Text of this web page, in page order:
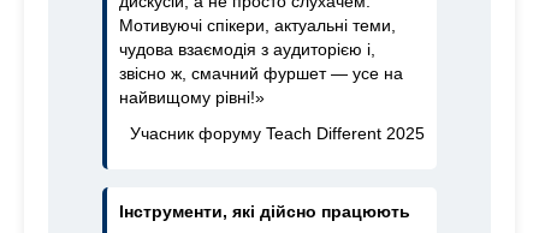
Мотивуючі спікери, актуальні теми,
чудова взаємодія з аудиторією і,
звісно ж, смачний фуршет — усе на
найвищому рівні!»
Учасник форуму Teach Different 2025
Інструменти, які дійсно працюють